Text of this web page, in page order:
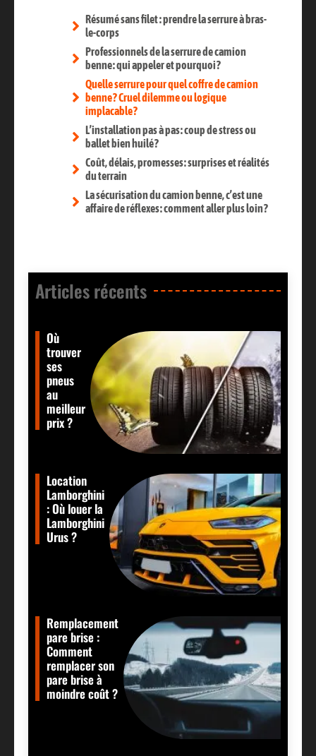
Résumé sans filet : prendre la serrure à bras-
le-corps
Professionnels de la serrure de camion
benne : qui appeler et pourquoi ?
Quelle serrure pour quel coffre de camion
benne ? Cruel dilemme ou logique
implacable ?
L’installation pas à pas : coup de stress ou
ballet bien huilé ?
Coût, délais, promesses : surprises et réalités
du terrain
La sécurisation du camion benne, c’est une
affaire de réflexes : comment aller plus loin ?
Articles récents​
Où
trouver
ses
pneus
au
meilleur
prix ?
Location
Lamborghini
: Où louer la
Lamborghini
Urus ?
Remplacement
pare brise :
Comment
remplacer son
pare brise à
moindre coût ?